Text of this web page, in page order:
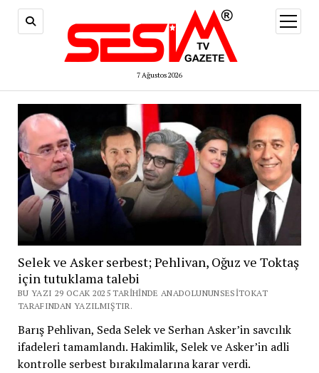
7 Ağustos 2026
aç
Selek ve Asker serbest; Pehlivan, Oğuz ve Toktaş
için tutuklama talebi
BU YAZI 29 OCAK 2025 TARIHINDE ANADOLUNUNSESITOKAT
TARAFINDAN YAZILMIŞTIR.
Barış Pehlivan, Seda Selek ve Serhan Asker’in savcılık
ifadeleri tamamlandı. Hakimlik, Selek ve Asker’in adli
kontrolle serbest bırakılmalarına karar verdi.